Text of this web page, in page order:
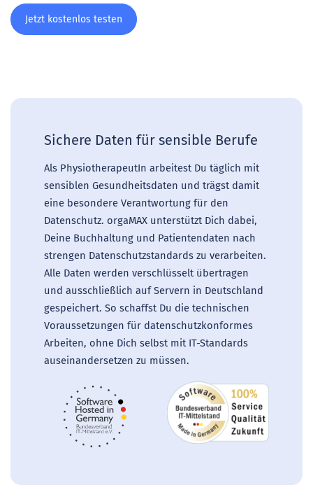
Jetzt kostenlos testen
Sichere Daten für sensible Berufe
Als PhysiotherapeutIn arbeitest Du täglich mit
sensiblen Gesundheitsdaten und trägst damit
eine besondere Verantwortung für den
Datenschutz. orgaMAX unterstützt Dich dabei,
Deine Buchhaltung und Patientendaten nach
strengen Datenschutzstandards zu verarbeiten.
Alle Daten werden verschlüsselt übertragen
und ausschließlich auf Servern in Deutschland
gespeichert. So schaffst Du die technischen
Voraussetzungen für datenschutzkonformes
Arbeiten, ohne Dich selbst mit IT-Standards
auseinandersetzen zu müssen.